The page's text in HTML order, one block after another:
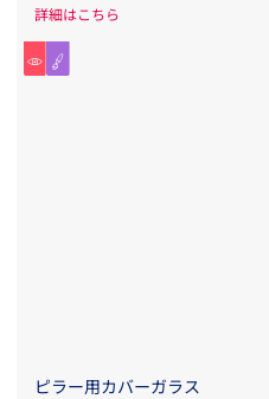
詳細はこちら
ピラー用カバーガラス